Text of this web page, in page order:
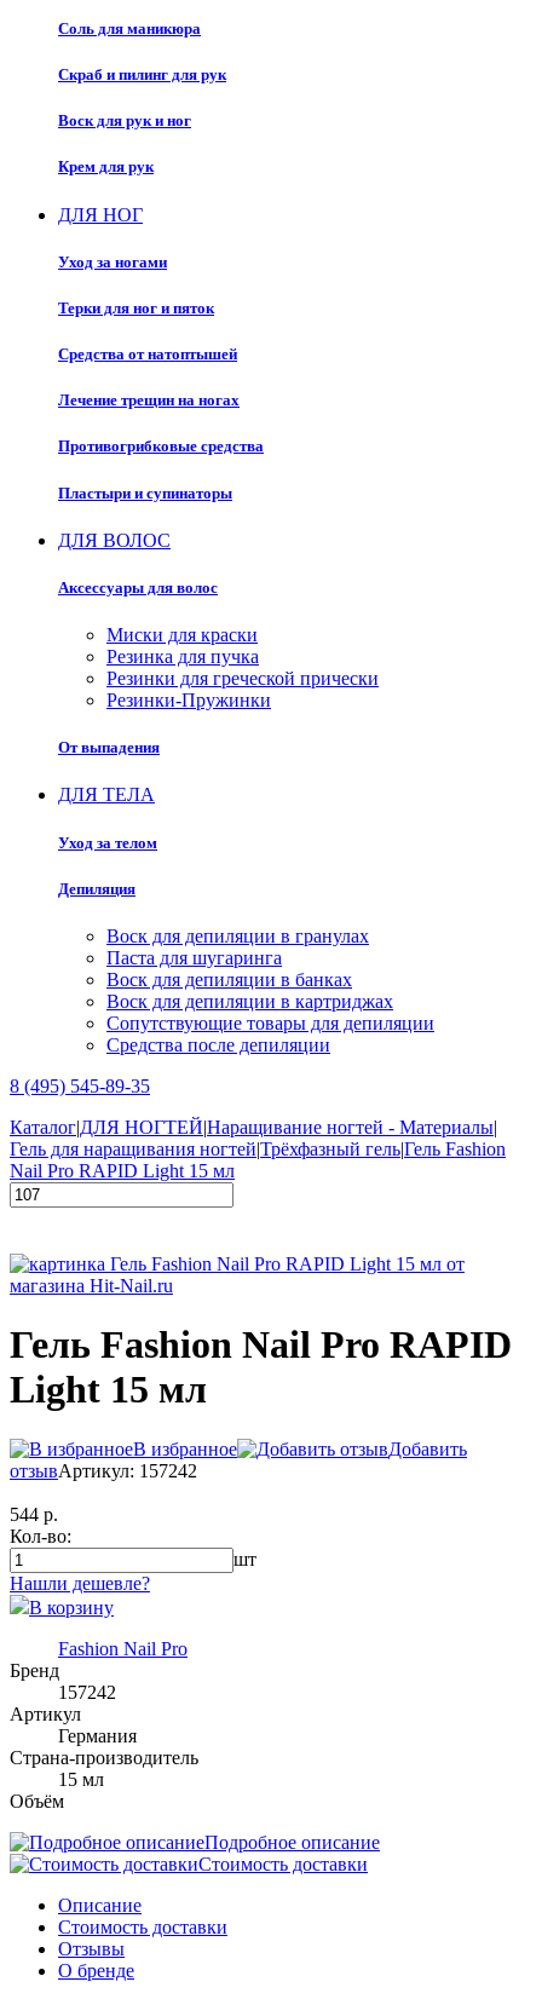
Соль для маникюра
Скраб и пилинг для рук
Воск для рук и ног
Крем для рук
ДЛЯ НОГ
Уход за ногами
Терки для ног и пяток
Средства от натоптышей
Лечение трещин на ногах
Противогрибковые средства
Пластыри и супинаторы
ДЛЯ ВОЛОС
Аксессуары для волос
Миски для краски
Резинка для пучка
Резинки для греческой прически
Резинки-Пружинки
От выпадения
ДЛЯ ТЕЛА
Уход за телом
Депиляция
Воск для депиляции в гранулах
Паста для шугаринга
Воск для депиляции в банках
Воск для депиляции в картриджах
Сопутствующие товары для депиляции
Средства после депиляции
8 (495) 545-89-35
Каталог|ДЛЯ НОГТЕЙ|Наращивание ногтей - Материалы|
Гель для наращивания ногтей|Трёхфазный гель|Гель Fashion
Nail Pro RAPID Light 15 мл
Гель Fashion Nail Pro RAPID
Light 15 мл
В избранное
Добавить
отзывАртикул: 157242
544 р.
Кол-во:
шт
Нашли дешевле?
В корзину
Fashion Nail Pro
Бренд
157242
Артикул
Германия
Страна-производитель
15 мл
Объём
Подробное описание
Стоимость доставки
Описание
Стоимость доставки
Отзывы
О бренде